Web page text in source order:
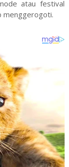
atau festival
menggerogoti.